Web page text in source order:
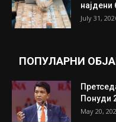
најдени
July 31,
ПОПУЛАРНИ
Понуди
May 20,